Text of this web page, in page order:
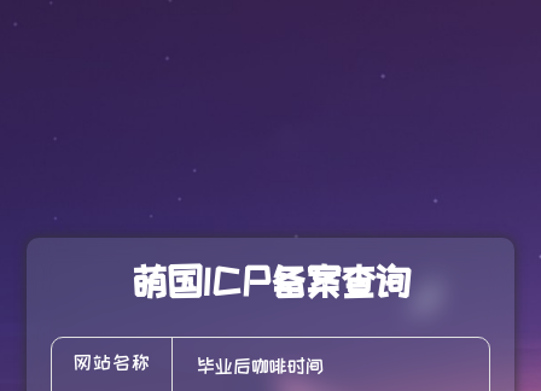
萌国ICP备案查询
网站名称 毕业后咖啡时间